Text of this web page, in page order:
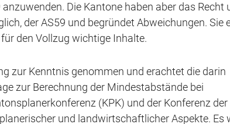
Die Kantone haben aber das Recht
der AS59 und begründet Abweichungen. Sie
den Vollzug wichtige Inhalte.
zur Kenntnis genommen und erachtet die darin
zur Berechnung der Mindestabstände bei
(KPK) und der Konferenz der
und landwirtschaftlicher Aspekte. Es